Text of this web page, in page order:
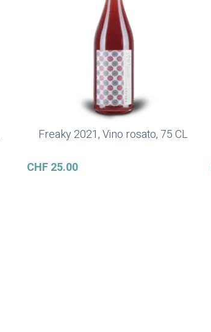
Ajouter Au Panier
Freaky 2021, Vino rosato, 75 CL
CHF25.00